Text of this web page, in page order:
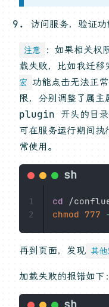
访问服务，验证功
注意
：如果相关权
载失败，比如我迁移
宏 功能点击无法正
限，分别调整了属
plugin 开头的目录
可在服务运行期间
常使用。
cd
chmod
777
1
2
再到页面，发现 其他
加载失败的报错如下：